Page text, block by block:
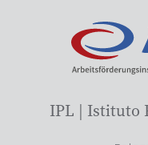
IPL | Istituto